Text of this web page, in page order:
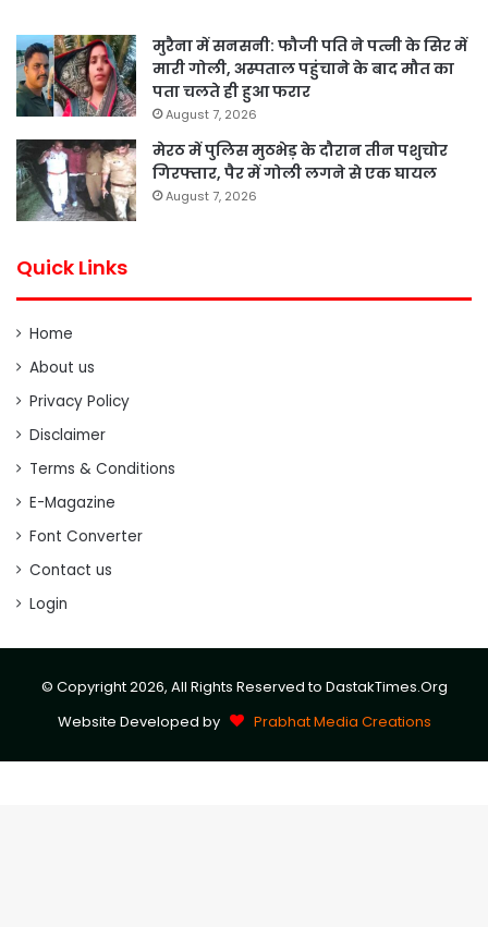
मुरैना में सनसनी: फौजी पति ने पत्नी के सिर में
मारी गोली, अस्पताल पहुंचाने के बाद मौत का
पता चलते ही हुआ फरार
August 7, 2026
मेरठ में पुलिस मुठभेड़ के दौरान तीन पशुचोर
गिरफ्तार, पैर में गोली लगने से एक घायल
August 7, 2026
Quick Links
Home
About us
Privacy Policy
Disclaimer
Terms & Conditions
E-Magazine
Font Converter
Contact us
Login
© Copyright 2026, All Rights Reserved to DastakTimes.Org
Website Developed by
Prabhat Media Creations